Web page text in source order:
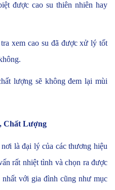
được cao su thiên nhiên hay
xem cao su đã được xử lý tốt
lượng sẽ không đem lại mùi
Chất Lượng
là đại lý của các thương hiệu
rất nhiệt tình và chọn ra được
với gia đình cũng như mục